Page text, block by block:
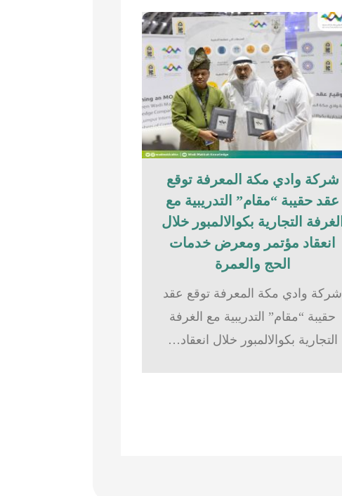
شركة وادي مكة المعرفة توقع
عقد حقيبة “مقام” التدريبية مع
الغرفة التجارية بكوالالمبور خلال
انعقاد مؤتمر ومعرض خدمات
الحج والعمرة
شركة وادي مكة المعرفة توقع عقد
حقيبة “مقام” التدريبية مع الغرفة
التجارية بكوالالمبور خلال انعقاد…